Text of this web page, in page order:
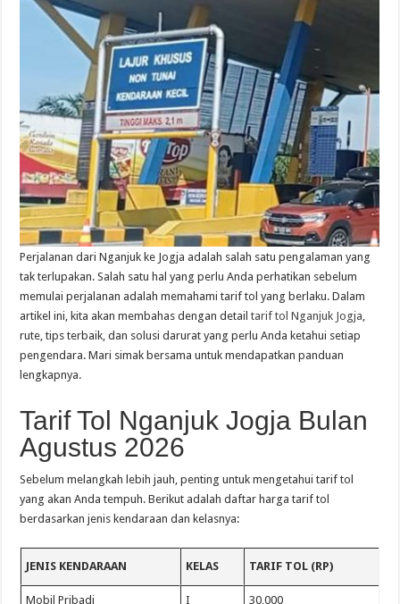
Perjalanan dari Nganjuk ke Jogja adalah salah satu pengalaman yang
tak terlupakan. Salah satu hal yang perlu Anda perhatikan sebelum
memulai perjalanan adalah memahami tarif tol yang berlaku. Dalam
artikel ini, kita akan membahas dengan detailtarif tol Nganjuk Jogja
rute, tips terbaik, dan solusi darurat yang perlu Anda ketahui setiap
pengendara. Mari simak bersama untuk mendapatkan panduan
lengkapnya.
Tarif Tol Nganjuk Jogja Bulan
Agustus 2026
Sebelum melangkah lebih jauh, penting untuk mengetahui tarif tol
yang akan Anda tempuh. Berikut adalah daftar harga tarif tol
berdasarkan jenis kendaraan dan kelasnya:
JENIS KENDARAAN KELAS TARIF TOL (RP)
Mobil Pribadi I 30,000